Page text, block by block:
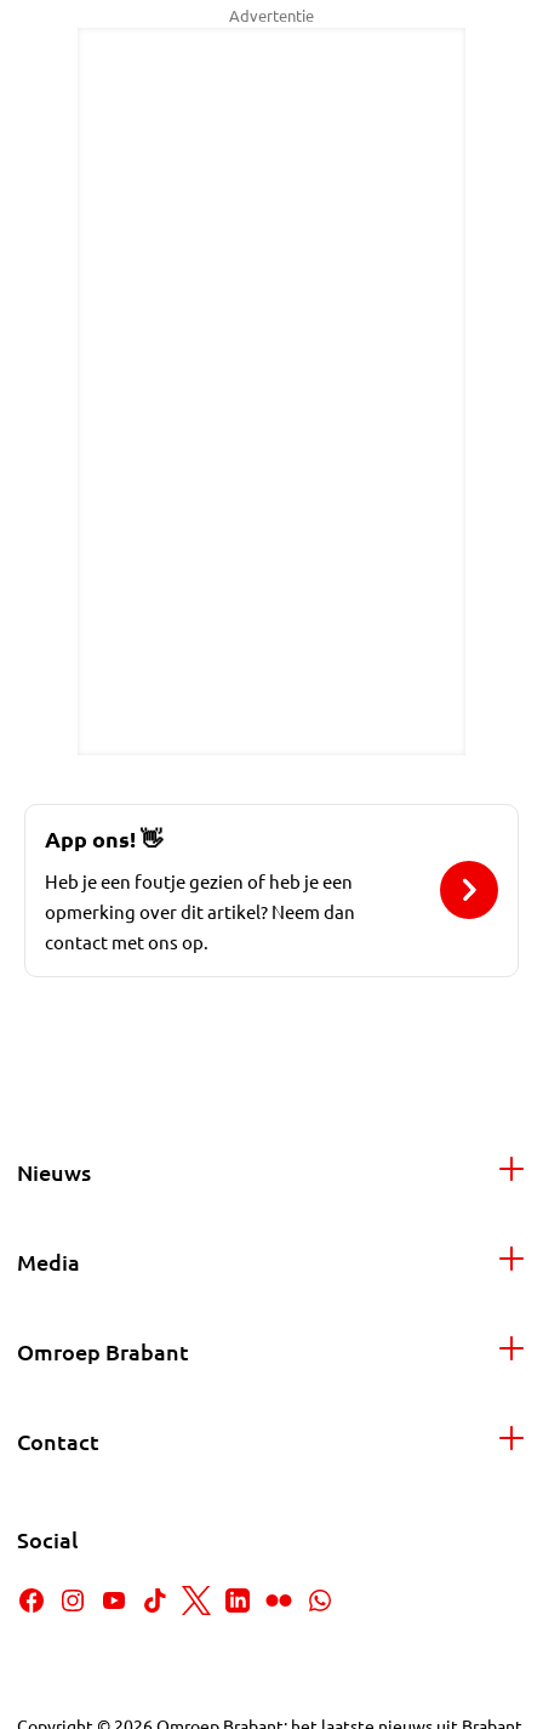
Advertentie
App ons! 👋
Heb je een foutje gezien of heb je een
opmerking over dit artikel? Neem dan
contact met ons op.
Nieuws
Media
Omroep Brabant
Contact
Social